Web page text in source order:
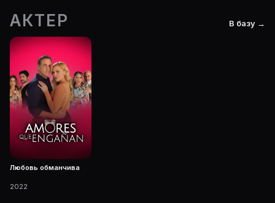
АКТЕР В базу →
Любовь обманчива
2022